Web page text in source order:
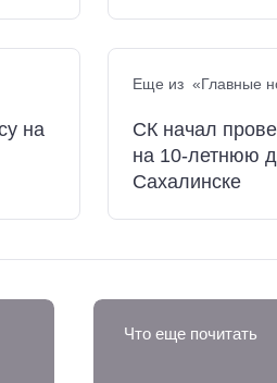
на
Еще из «Главные
СК начал
на 10-летнюю
Сахалинске
Что еще почитать